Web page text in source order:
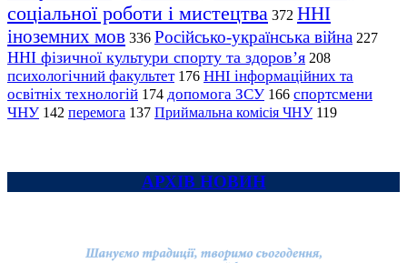
соціальної роботи і мистецтва 372 ННІ
іноземних мов 336 Російсько-українська війна 227
ННІ фізичної культури спорту та здоров’я 208
психологічний факультет 176 ННІ інформаційних та
освітніх технологій 174 допомога ЗСУ 166 спортсмени
ЧНУ 142 перемога 137 Приймальна комісія ЧНУ 119
АРХІВ НОВИН